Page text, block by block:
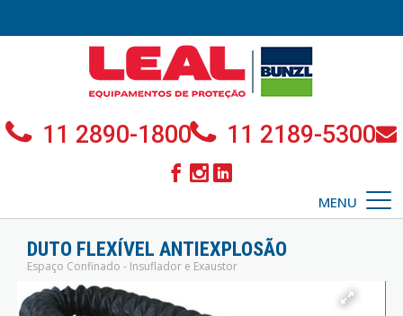
11 2890-1800 11 2189-5300
MENU
DUTO FLEXÍVEL ANTIEXPLOSÃO
Espaço Confinado - Insuflador e Exaustor